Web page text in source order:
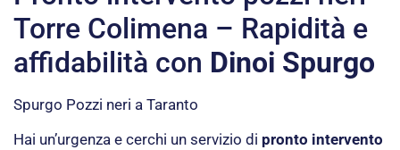
Torre Colimena – Rapidità e
affidabilità con Dinoi Spurgo
Spurgo Pozzi neri a Taranto
Hai un’urgenza e cerchi un servizio di pronto intervento